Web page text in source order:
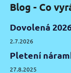
Blog - Co
Dovolená
2.7.2026
Pletení
27.8.2025